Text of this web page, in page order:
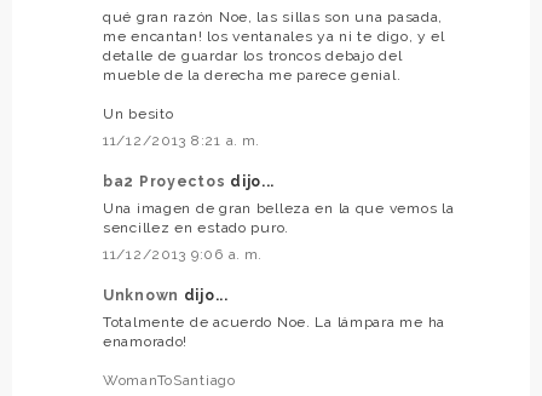
qué gran razón Noe, las sillas son una pasada,
me encantan! los ventanales ya ni te digo, y el
detalle de guardar los troncos debajo del
mueble de la derecha me parece genial.
Un besito
11/12/2013 8:21 a. m.
ba2 Proyectos dijo...
Una imagen de gran belleza en la que vemos la
sencillez en estado puro.
11/12/2013 9:06 a. m.
Unknown dijo...
Totalmente de acuerdo Noe. La lámpara me ha
enamorado!
WomanToSantiago